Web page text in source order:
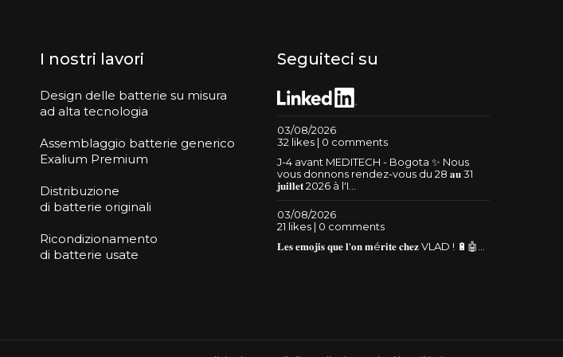
I nostri lavori
Design delle batterie su misura
ad alta tecnologia
Assemblaggio batterie generico
Exalium Premium
Distribuzione
di batterie originali
Ricondizionamento
di batterie usate
Seguiteci su
03/08/2026
32 likes | 0 comments
J-4 avant MEDITECH - Bogota ✨ Nous
vous donnons rendez-vous du 28 𝐚𝐮 31
𝐣𝐮𝐢𝐥𝐥𝐞𝐭 2026 à l'I...
03/08/2026
21 likes | 0 comments
𝐋𝐞𝐬 𝐞𝐦𝐨𝐣𝐢𝐬 𝐪𝐮𝐞 𝐥'𝐨𝐧 𝐦é𝐫𝐢𝐭𝐞 𝐜𝐡𝐞𝐳 VLAD ! 🔋🤖...